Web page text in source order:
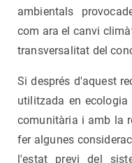
ambientals
com ara el canvi
transversalitat del
Si després d'aquest
utilitzada en
comunitària i amb la
fer algunes
l'estat previ del